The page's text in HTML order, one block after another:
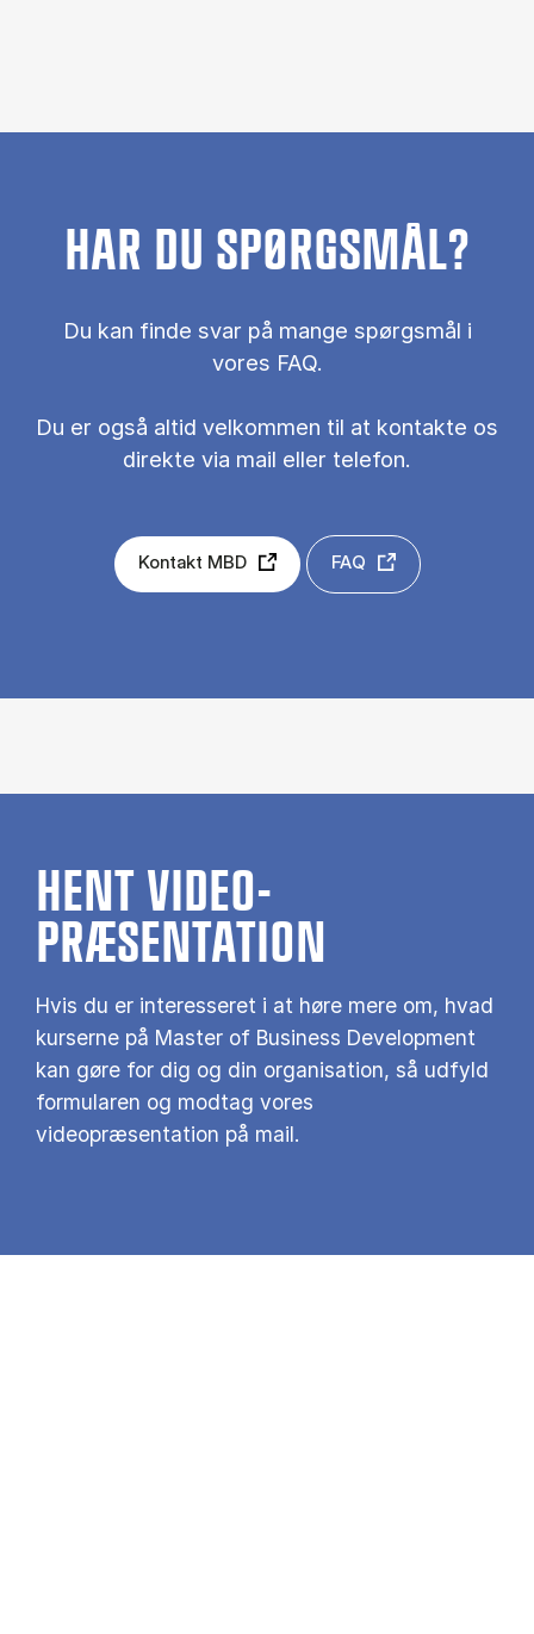
HAR DU SPØRGSMÅL?
Du kan finde svar på mange spørgsmål i
vores FAQ.
Du er også al­tid vel­kom­men til at kon­tak­te os
di­rek­te via mail el­ler te­le­fon.
Kontakt MBD FAQ
HENT VIDEO-
PRÆSENTATION
Hvis du er interesseret i at høre mere om, hvad
kurserne på Master of Business Development
kan gøre for dig og din organisation, så udfyld
formularen og modtag vores
videopræsentation på mail.